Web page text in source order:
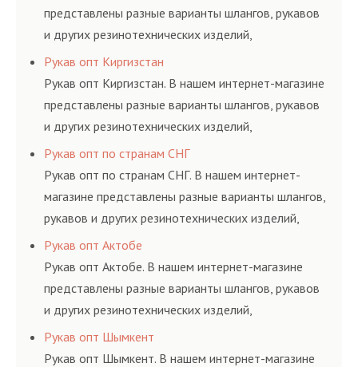
представлены разные варианты шлангов, рукавов
и других резинотехнических изделий,
соответствующих ГОСТам, техническим условиям
и нормативам.
Рукав опт Киргизстан
Рукав опт Киргизстан. В нашем интернет-магазине
представлены разные варианты шлангов, рукавов
и других резинотехнических изделий,
соответствующих ГОСТам, техническим условиям
и нормативам.
Рукав опт по странам СНГ
Рукав опт по странам СНГ. В нашем интернет-
магазине представлены разные варианты шлангов,
рукавов и других резинотехнических изделий,
соответствующих ГОСТам, техническим условиям
и нормативам.
Рукав опт Актобе
Рукав опт Актобе. В нашем интернет-магазине
представлены разные варианты шлангов, рукавов
и других резинотехнических изделий,
соответствующих ГОСТам, техническим условиям
и нормативам.
Рукав опт Шымкент
Рукав опт Шымкент. В нашем интернет-магазине